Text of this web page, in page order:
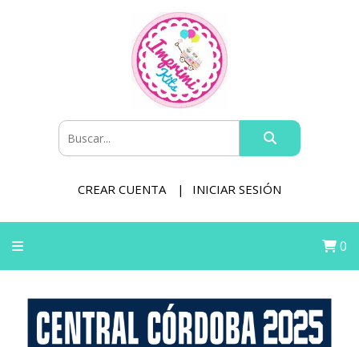
CREAR CUENTA INICIAR SESIÓN
0